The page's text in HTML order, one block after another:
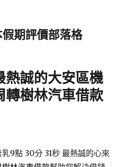
期評價部落格
熱誠的大安區機
轉樹林汽車借款
9點 30分 31秒 最熱誠的心來